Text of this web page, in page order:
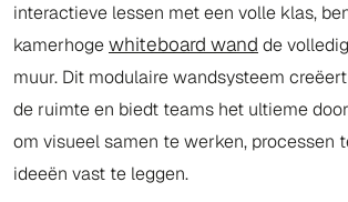
interactieve lessen met een volle klas,
kamerhogewhiteboard wand de
muur. Dit modulaire wandsysteem
de ruimte en biedt teams het ultieme
om visueel samen te werken, processen
ideeën vast te leggen.